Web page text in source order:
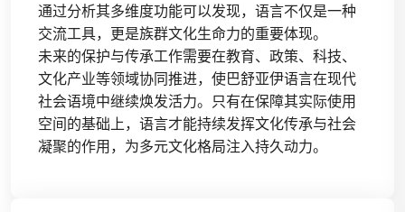
通过分析其多维度功能可以发现，语言不仅是一种
交流工具，更是族群文化生命力的重要体现。
未来的保护与传承工作需要在教育、政策、科技、
文化产业等领域协同推进，使巴舒亚伊语言在现代
社会语境中继续焕发活力。只有在保障其实际使用
空间的基础上，语言才能持续发挥文化传承与社会
凝聚的作用，为多元文化格局注入持久动力。